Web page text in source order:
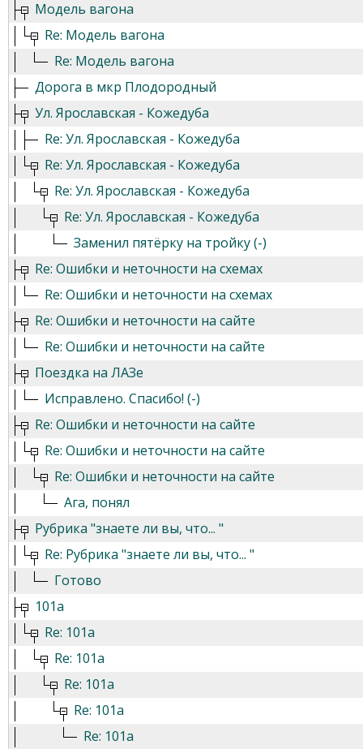
Модель вагона
Re: Модель вагона
Re: Модель вагона
Дорога в мкр Плодородный
Ул. Ярославская - Кожедуба
Re: Ул. Ярославская - Кожедуба
Re: Ул. Ярославская - Кожедуба
Re: Ул. Ярославская - Кожедуба
Re: Ул. Ярославская - Кожедуба
Заменил пятёрку на тройку (-)
Re: Ошибки и неточности на схемах
Re: Ошибки и неточности на схемах
Re: Ошибки и неточности на сайте
Re: Ошибки и неточности на сайте
Поездка на ЛАЗе
Исправлено. Спасибо! (-)
Re: Ошибки и неточности на сайте
Re: Ошибки и неточности на сайте
Re: Ошибки и неточности на сайте
Ага, понял
Рубрика "знаете ли вы, что... "
Re: Рубрика "знаете ли вы, что... "
Готово
101а
Re: 101а
Re: 101а
Re: 101а
Re: 101а
Re: 101а